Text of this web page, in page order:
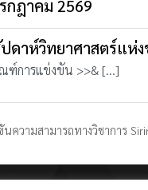
กฎาคม 2569
ดาห์วิทยาศาสตร์แห่
ฑ์การแข่งขัน >>& […]
ความสามารถทางวิชาการ